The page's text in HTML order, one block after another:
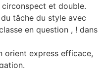
circonspect et double.
tâche du style avec
en question , ! dans
orient express efficace,